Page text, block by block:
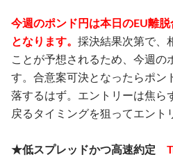
今週のポンド円は本日のEU離
となります。 採決結果次第で、
ことが予想されるため、今週の
す。合意案可決となったらポン
落するはず。エントリーは焦ら
戻るタイミングを狙ってエント
★低スプレッドかつ高速約定